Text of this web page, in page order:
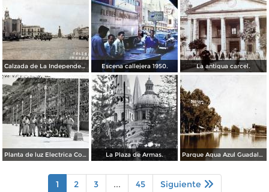
Calzada de La Independencia Guadalajara, Jalisco. ( Circulada el 10 de Febrero de 1931 ). Escena callejera 1950. La antigua carcel.
Planta de luz Electrica Colimilla. ( Fechada el 1 de Octubre de 1950 ). La Plaza de Armas. Parque Agua Azul Guadalajara, Jalisco.
1 2 3 ... 45 Siguiente